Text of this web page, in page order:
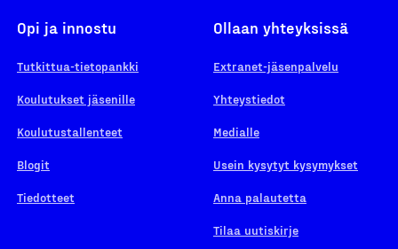
Opi ja innostu
Tutkittua-tietopankki
Koulutukset jäsenille
Koulutustallenteet
Blogit
Tiedotteet
Ollaan yhteyksissä
Extranet-jäsenpalvelu
Yhteystiedot
Medialle
Usein kysytyt kysymykset
Anna palautetta
Tilaa uutiskirje